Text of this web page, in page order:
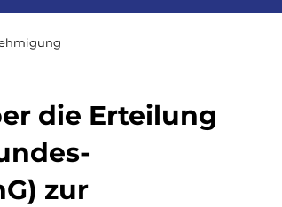
die Erteilung
zur